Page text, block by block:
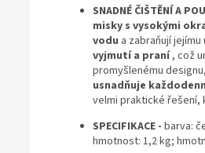
SNADNÉ ČIŠTĚNÍ A
misky s vysokými
vodu a zabraňují
vyjmutí a praní, což
promyšlenému designu,
usnadňuje
velmi praktické řešení,
SPECIFIKACE - barva:
hmotnost: 1,2 kg;